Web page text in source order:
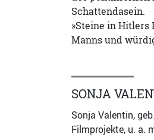
Schattendasein.
»Steine in Hitlers
Manns und
SONJA
Sonja Valentin,
Filmprojekte, u. a.